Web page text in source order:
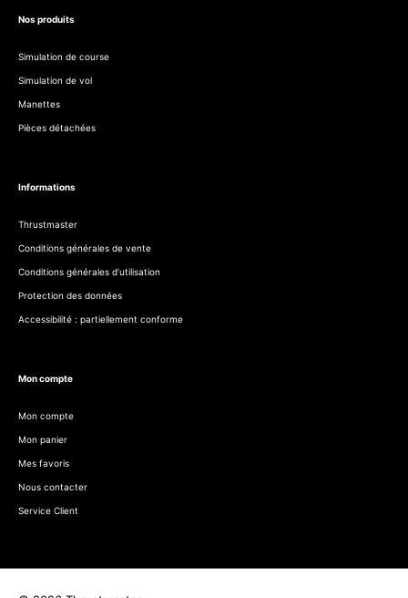
Nos produits
Simulation de course
Simulation de vol
Manettes
Pièces détachées
Informations
Thrustmaster
Conditions générales de vente
Conditions générales d’utilisation
Protection des données
Accessibilité : partiellement conforme
Mon compte
Mon compte
Mon panier
Mes favoris
Nous contacter
Service Client